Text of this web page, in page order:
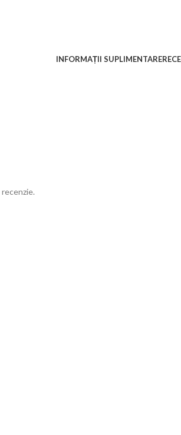
INFORMAȚII SUPLIMENTARE